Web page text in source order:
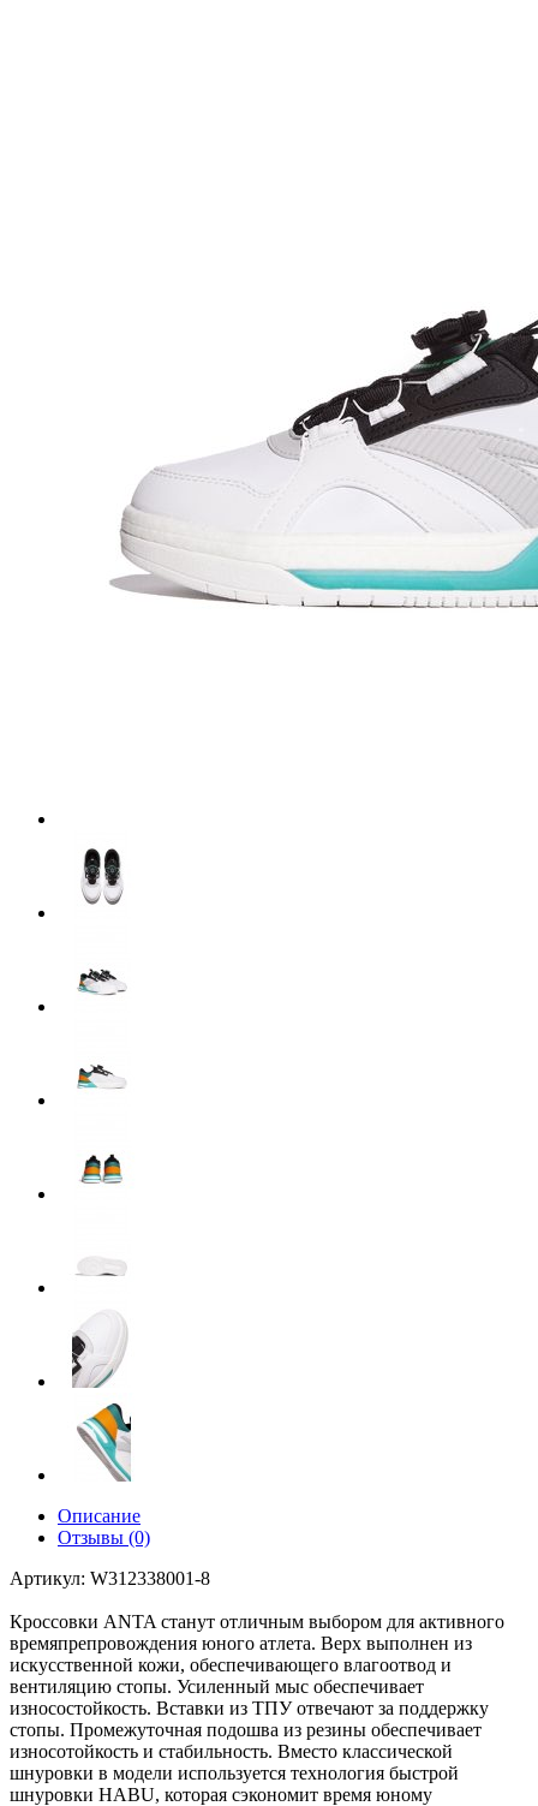
Описание
Отзывы (0)
Артикул: W312338001-8
Кроссовки ANTA станут отличным выбором для активного
времяпрепровождения юного атлета. Верх выполнен из
искусственной кожи, обеспечивающего влагоотвод и
вентиляцию стопы. Усиленный мыс обеспечивает
износостойкость. Вставки из ТПУ отвечают за поддержку
стопы. Промежуточная подошва из резины обеспечивает
износотойкость и стабильность. Вместо классической
шнуровки в модели используется технология быстрой
шнуровки HABU, которая сэкономит время юному